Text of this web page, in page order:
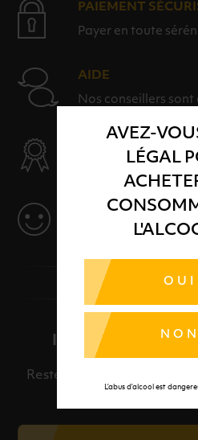
AVEZ-
LÉGAL
OUI
NON
L’abus d’alcool est
PAIEMENT
Payer en toute
AIDE
Nos conseillers
SÉLECTION &
SERVICE
Des solutions
INSCRIPTION À
Restez informé et
nos meilleures offres